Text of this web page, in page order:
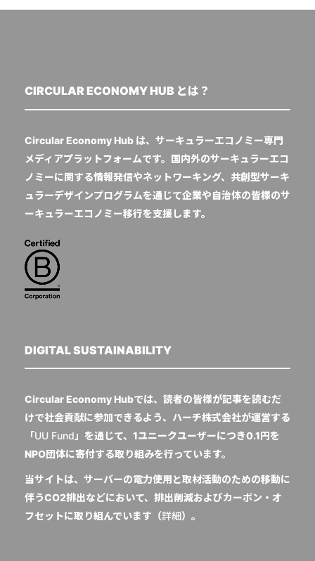
CIRCULAR ECONOMY HUB とは？
Circular Economy Hub は、サーキュラーエコノミー専門
メディアプラットフォームです。国内外のサーキュラーエコ
ノミーに関する情報発信やネットワーキング、共創型サーキ
ュラーデザインプログラムを通じて企業や自治体の皆様のサ
ーキュラーエコノミー移行を支援します。
DIGITAL SUSTAINABILITY
Circular Economy Hubでは、読者の皆様が記事を読むだ
けで社会貢献に参加できるよう、ハーチ株式会社が運営する
「UU Fund 」を通じて、1ユニークユーザーにつき0.1円を
NPO団体に寄付する取り組みを行っています。
当サイトは、サーバーの電力使用と取材活動のための移動に
伴うCO2排出などにおいて、排出削減およびカーボン・オ
フセットに取り組んでいます（詳細）。